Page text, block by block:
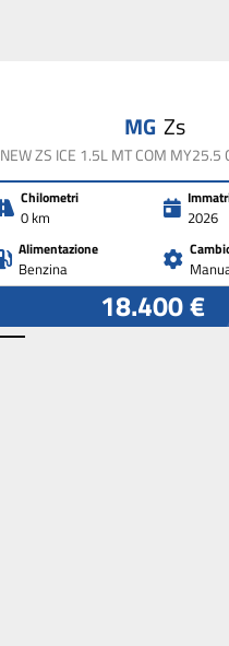
MG Zs
NEW ZS ICE 1.5L MT COM MY25.5
Chilometri
0 km 2026
Alimentazione
Benzina
18.400 €